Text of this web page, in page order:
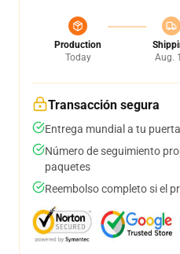
Production
Today
Aug.
Transacción segura
Entrega mundial a tu puerta
Número de seguimiento
paquetes
Reembolso completo si el